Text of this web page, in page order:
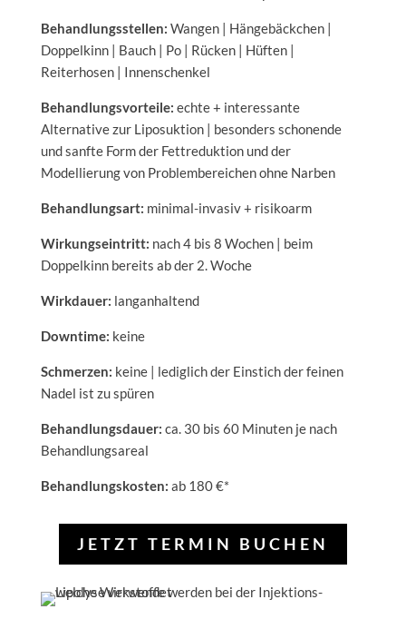
Behandlungsstellen: Wangen | Hängebäckchen |
Doppelkinn | Bauch | Po | Rücken | Hüften |
Reiterhosen | Innenschenkel
Behandlungsvorteile: echte + interessante
Alternative zur Liposuktion | besonders schonende
und sanfte Form der Fettreduktion und der
Modellierung von Problembereichen ohne Narben
Behandlungsart: minimal-invasiv + risikoarm
Wirkungseintritt: nach 4 bis 8 Wochen | beim
Doppelkinn bereits ab der 2. Woche
Wirkdauer: langanhaltend
Downtime: keine
Schmerzen: keine | lediglich der Einstich der feinen
Nadel ist zu spüren
Behandlungsdauer: ca. 30 bis 60 Minuten je nach
Behandlungsareal
Behandlungskosten: ab 180 €*
JETZT TERMIN BUCHEN